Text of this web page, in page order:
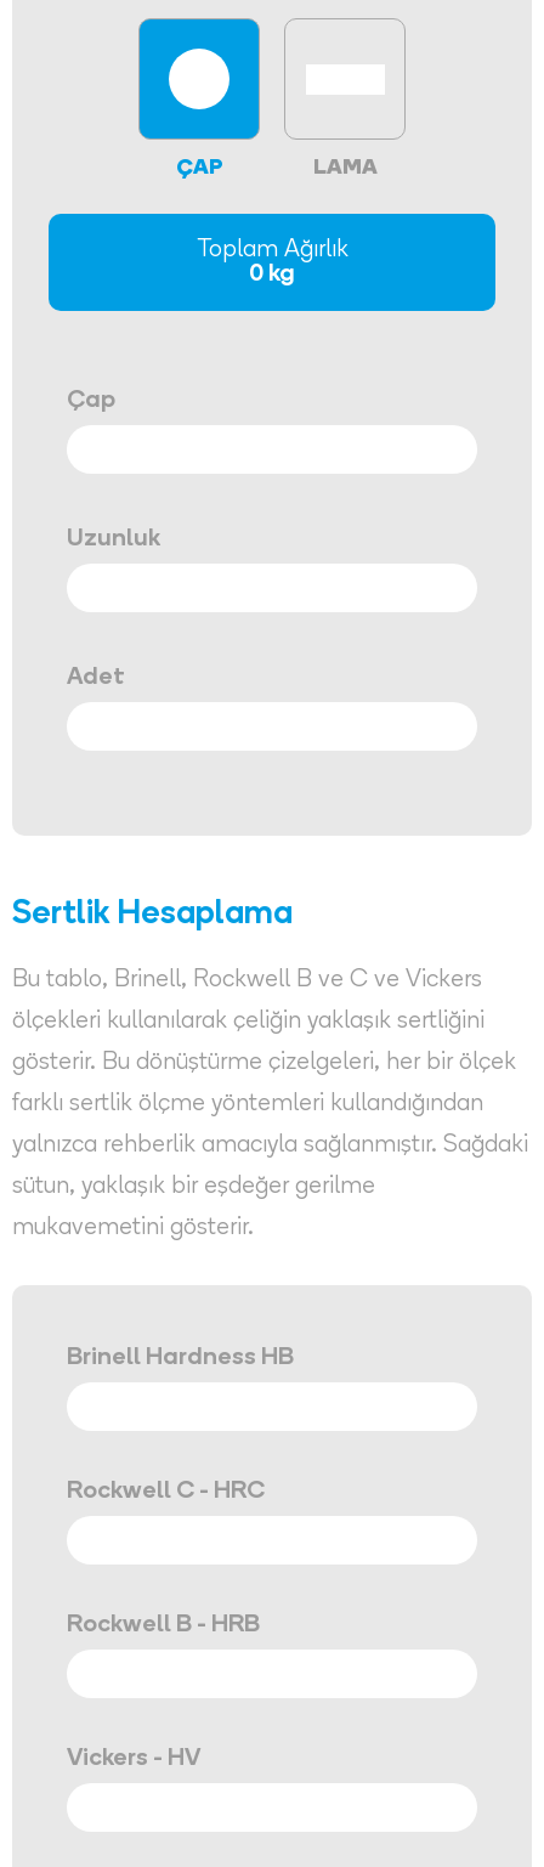
ÇAP LAMA
Çap
Uzunluk
Adet
Toplam Ağırlık
0 kg
Sertlik Hesaplama
Bu tablo, Brinell, Rockwell B ve C ve Vickers
ölçekleri kullanılarak çeliğin yaklaşık sertliğini
gösterir. Bu dönüştürme çizelgeleri, her bir ölçek
farklı sertlik ölçme yöntemleri kullandığından
yalnızca rehberlik amacıyla sağlanmıştır. Sağdaki
sütun, yaklaşık bir eşdeğer gerilme
mukavemetini gösterir.
Brinell Hardness HB
Rockwell C - HRC
Rockwell B - HRB
Vickers - HV